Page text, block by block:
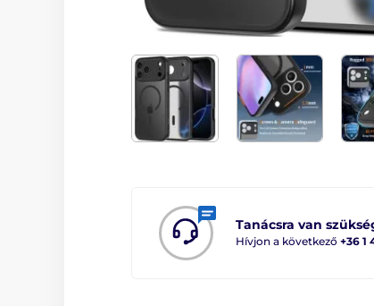
Tanácsra van
Hívjon a következő +36 1